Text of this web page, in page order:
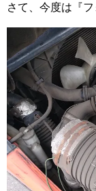
さて、今度は『